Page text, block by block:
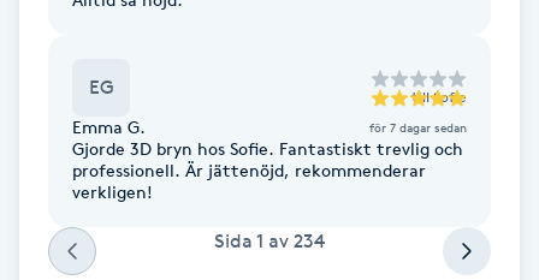
Klippning
Klippning & Slingor
Klippning ungdom
EG till Sofie
Emma G. för 7 dagar sedan
Gjorde 3D bryn hos Sofie. Fantastiskt trevlig och
professionell. Är jättenöjd, rekommenderar
verkligen!
Sida 1 av 234